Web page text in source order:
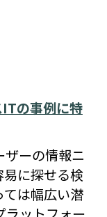
の事例に特
ーの情報ニ
に探せる検
は幅広い潜